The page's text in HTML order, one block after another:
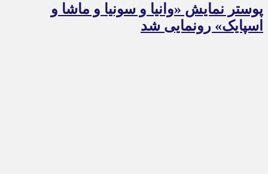
پوستر نمایش «وانیا و سونیا و ماشا و
اسپایک» رونمایی شد